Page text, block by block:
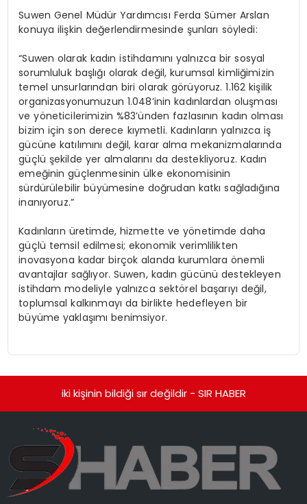
Suwen Genel Müdür Yardımcısı Ferda Sümer Arslan
konuya ilişkin değerlendirmesinde şunları söyledi:
“Suwen olarak kadın istihdamını yalnızca bir sosyal
sorumluluk başlığı olarak değil, kurumsal kimliğimizin
temel unsurlarından biri olarak görüyoruz. 1.162 kişilik
organizasyonumuzun 1.048’inin kadınlardan oluşması
ve yöneticilerimizin %83’ünden fazlasının kadın olması
bizim için son derece kıymetli. Kadınların yalnızca iş
gücüne katılımını değil, karar alma mekanizmalarında
güçlü şekilde yer almalarını da destekliyoruz. Kadın
emeğinin güçlenmesinin ülke ekonomisinin
sürdürülebilir büyümesine doğrudan katkı sağladığına
inanıyoruz.”
Kadınların üretimde, hizmette ve yönetimde daha
güçlü temsil edilmesi; ekonomik verimlilikten
inovasyona kadar birçok alanda kurumlara önemli
avantajlar sağlıyor. Suwen, kadın gücünü destekleyen
istihdam modeliyle yalnızca sektörel başarıyı değil,
toplumsal kalkınmayı da birlikte hedefleyen bir
büyüme yaklaşımı benimsiyor.
iki kişinin bildiği sır değildir - SIR HABER